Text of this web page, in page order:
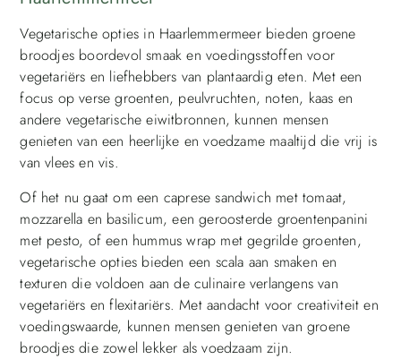
Vegetarische opties in Haarlemmermeer bieden groene
broodjes boordevol smaak en voedingsstoffen voor
vegetariërs en liefhebbers van plantaardig eten. Met een
focus op verse groenten, peulvruchten, noten, kaas en
andere vegetarische eiwitbronnen, kunnen mensen
genieten van een heerlijke en voedzame maaltijd die vrij is
van vlees en vis.
Of het nu gaat om een caprese sandwich met tomaat,
mozzarella en basilicum, een geroosterde groentenpanini
met pesto, of een hummus wrap met gegrilde groenten,
vegetarische opties bieden een scala aan smaken en
texturen die voldoen aan de culinaire verlangens van
vegetariërs en flexitariërs. Met aandacht voor creativiteit en
voedingswaarde, kunnen mensen genieten van groene
broodjes die zowel lekker als voedzaam zijn.